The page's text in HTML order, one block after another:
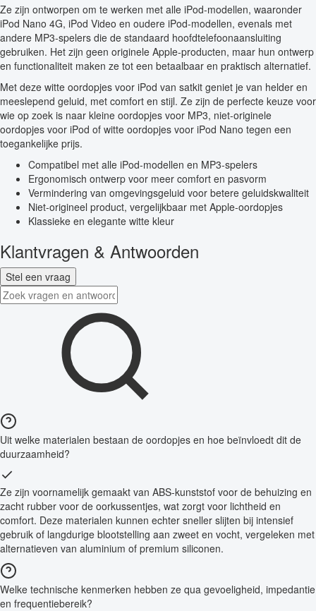
Ze zijn ontworpen om te werken met alle iPod-modellen, waaronder
iPod Nano 4G, iPod Video en oudere iPod-modellen, evenals met
andere MP3-spelers die de standaard hoofdtelefoonaansluiting
gebruiken. Het zijn geen originele Apple-producten, maar hun ontwerp
en functionaliteit maken ze tot een betaalbaar en praktisch alternatief.
Met deze witte oordopjes voor iPod van satkit geniet je van helder en
meeslepend geluid, met comfort en stijl. Ze zijn de perfecte keuze voor
wie op zoek is naar kleine oordopjes voor MP3, niet-originele
oordopjes voor iPod of witte oordopjes voor iPod Nano tegen een
toegankelijke prijs.
Compatibel met alle iPod-modellen en MP3-spelers
Ergonomisch ontwerp voor meer comfort en pasvorm
Vermindering van omgevingsgeluid voor betere geluidskwaliteit
Niet-origineel product, vergelijkbaar met Apple-oordopjes
Klassieke en elegante witte kleur
Klantvragen & Antwoorden
Stel een vraag
Uit welke materialen bestaan de oordopjes en hoe beïnvloedt dit de
duurzaamheid?
Ze zijn voornamelijk gemaakt van ABS-kunststof voor de behuizing en
zacht rubber voor de oorkussentjes, wat zorgt voor lichtheid en
comfort. Deze materialen kunnen echter sneller slijten bij intensief
gebruik of langdurige blootstelling aan zweet en vocht, vergeleken met
alternatieven van aluminium of premium siliconen.
Welke technische kenmerken hebben ze qua gevoeligheid, impedantie
en frequentiebereik?